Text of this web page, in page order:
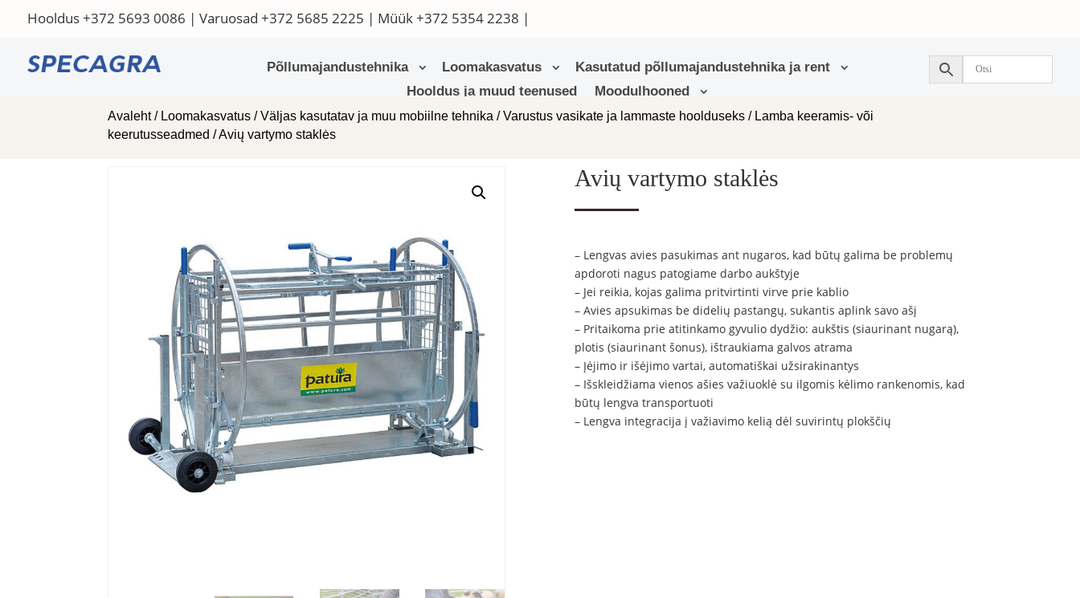
Hooldus+372 5693 0086 | Varuosad +372 5685 2225 | Müük+372 5354 2238 |
Põllumajandustehnika Loomakasvatus
Kasutatud põllumajandustehnika ja rent
Hooldus ja muud teenused
Moodulhooned
Avaleht/ Loomakasvatus /Väljas kasutatav ja muu mobiilne tehnika /Varustus vasikate ja lammaste hoolduseks / Lamba keeramis- või
keerutusseadmed / Avių vartymo staklės
Avių vartymo staklės
– Lengvas avies pasukimas ant nugaros, kad būtų galima be problemų
apdoroti nagus patogiame darbo aukštyje
– Jei reikia, kojas galima pritvirtinti virve prie kablio
– Avies apsukimas be didelių pastangų, sukantis aplink savo ašį
– Pritaikoma prie atitinkamo gyvulio dydžio: aukštis (siaurinant nugarą),
plotis (siaurinant šonus), ištraukiama galvos atrama
– Įėjimo ir išėjimo vartai, automatiškai užsirakinantys
– Išskleidžiama vienos ašies važiuoklė su ilgomis kėlimo rankenomis, kad
būtų lengva transportuoti
– Lengva integracija į važiavimo kelią dėl suvirintų plokščių